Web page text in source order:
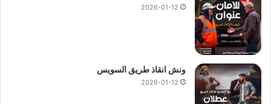
2026-01-12
ونش انقاذ طريق السويس
2026-01-12